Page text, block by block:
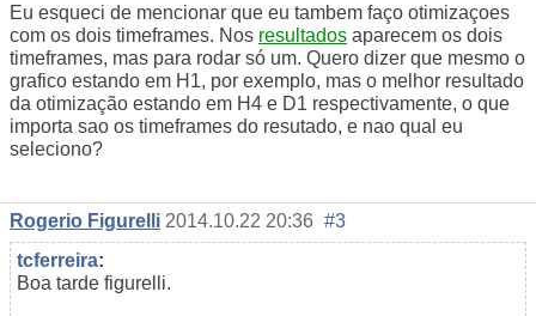
Eu esqueci de mencionar que eu tambem faço otimizaçoes
com os dois timeframes. Nos resultados aparecem os dois
timeframes, mas para rodar só um. Quero dizer que mesmo o
grafico estando em H1, por exemplo, mas o melhor resultado
da otimização estando em H4 e D1 respectivamente, o que
importa sao os timeframes do resutado, e nao qual eu
seleciono?
Rogerio Figurelli 2014.10.22 20:36 #3
tcferreira:
Boa tarde figurelli.